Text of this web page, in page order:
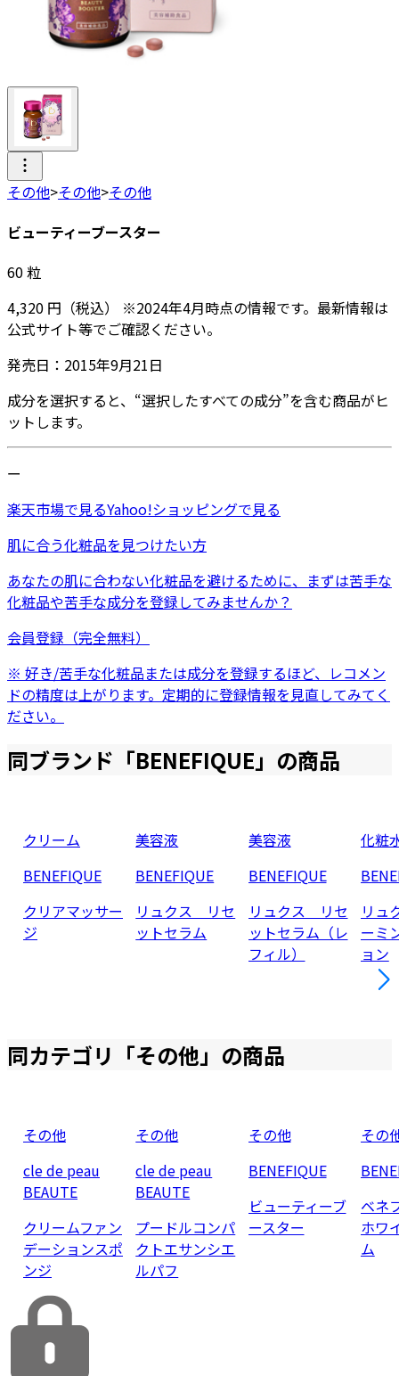
その他>その他>その他
ビューティーブースター
60粒
4,320 円 （税込） ※2024年4月時点の情報です。最新情報は
公式サイト等でご確認ください。
発売日： 2015年9月21日
成分を選択すると、“選択したすべての成分”を含む商品がヒ
ットします。
ー
楽天市場で見るYahoo!ショッピングで見る
肌に合う化粧品を見つけたい方
あなたの肌に合わない化粧品を避けるために、まずは苦手な
化粧品や苦手な成分を登録してみませんか？
会員登録（完全無料）
※ 好き/苦手な化粧品または成分を登録するほど、レコメン
ドの精度は上がります。定期的に登録情報を見直してみてく
ださい。
同ブランド「BENEFIQUE」の商品
クリーム
BENEFIQUE
クリアマッサー
ジ
美容液
BENEFIQUE
リュクス リセ
ットセラム
美容液
BENEFIQUE
リュクス リセ
ットセラム（レ
フィル）
化粧
リュ
ーミ
ョン
同カテゴリ「その他」の商品
その他
cle de peau
BEAUTE
クリームファン
デーションスポ
ンジ
その他
cle de peau
BEAUTE
プードルコンパ
クトエサンシエ
ルパフ
その他
BENEFIQUE
ビューティーブ
ースター
その
ベネ
ホワ
ム